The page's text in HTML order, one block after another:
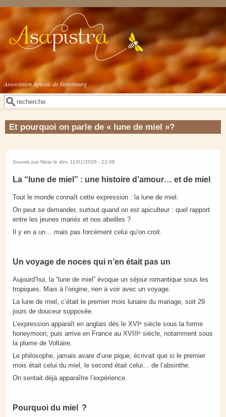
Aller au contenu principal
Association Apicole de Strasbourg
Formulaire de recherche
Rechercher
Et pourquoi on parle de « lune de miel »?
Soumis par Nizar le dim, 11/01/2026 - 22:08
La “lune de miel” : une histoire d’amour… et de miel
Tout le monde connaît cette expression : la lune de miel.
On peut se demander, surtout quand on est apiculteur : quel rapport
entre les jeunes mariés et nos abeilles ?
Il y en a un… mais pas forcément celui qu’on croit.
Un voyage de noces qui n’en était pas un
Aujourd’hui, la “lune de miel” évoque un séjour romantique sous les
tropiques. Mais à l’origine, rien à voir avec un voyage.
La lune de miel, c’était le premier mois lunaire du mariage, soit 29
jours de douceur supposée.
L’expression apparaît en anglais dès le XVIᵉ siècle sous la forme
honeymoon, puis arrive en France au XVIIIᵉ siècle, notamment sous
la plume de Voltaire.
Le philosophe, jamais avare d’une pique, écrivait que si le premier
mois était celui du miel, le second était celui… de l’absinthe.
On sentait déjà apparaître l’expérience.
Pourquoi du miel ?